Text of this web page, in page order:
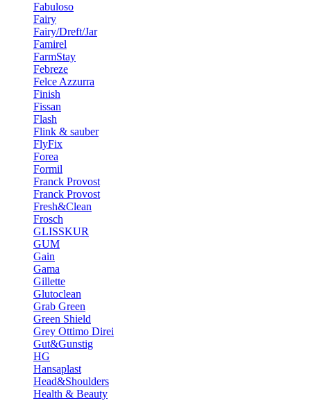
Fabuloso
Fairy
Fairy/Dreft/Jar
Famirel
FarmStay
Febreze
Felce Azzurra
Finish
Fissan
Flash
Flink & sauber
FlyFix
Forea
Formil
Franck Provost
Franck Provost
Fresh&Clean
Frosch
GLISSKUR
GUM
Gain
Gama
Gillette
Glutoclean
Grab Green
Green Shield
Grey Ottimo Direi
Gut&Gunstig
HG
Hansaplast
Head&Shoulders
Health & Beauty